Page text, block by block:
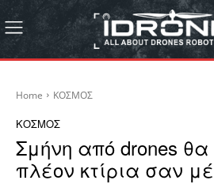
Home ΚΟΣΜΟΣ
ΚΟΣΜΟΣ
Σμήνη από drones θα
πλέον κτίρια σαν